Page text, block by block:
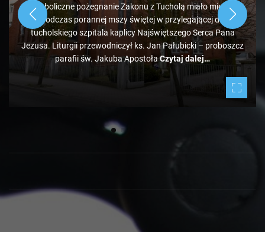
Zdaje się, że pozycja tucholskiego wysypiska śmieci
administrowanego przez PK jest mocno zagrożona, bo tuż
obok ale od strony Chojnic, przed Bladowem, powstało
drugie, darmowe. Jeżeli zapełniać się będzie w takim tempie,
to może być ciekawie.